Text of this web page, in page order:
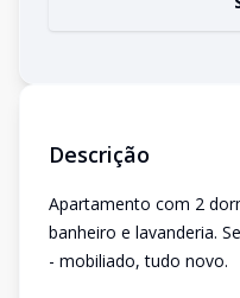
Descrição
Apartamento com 2
banheiro e lavanderia.
- mobiliado, tudo novo.